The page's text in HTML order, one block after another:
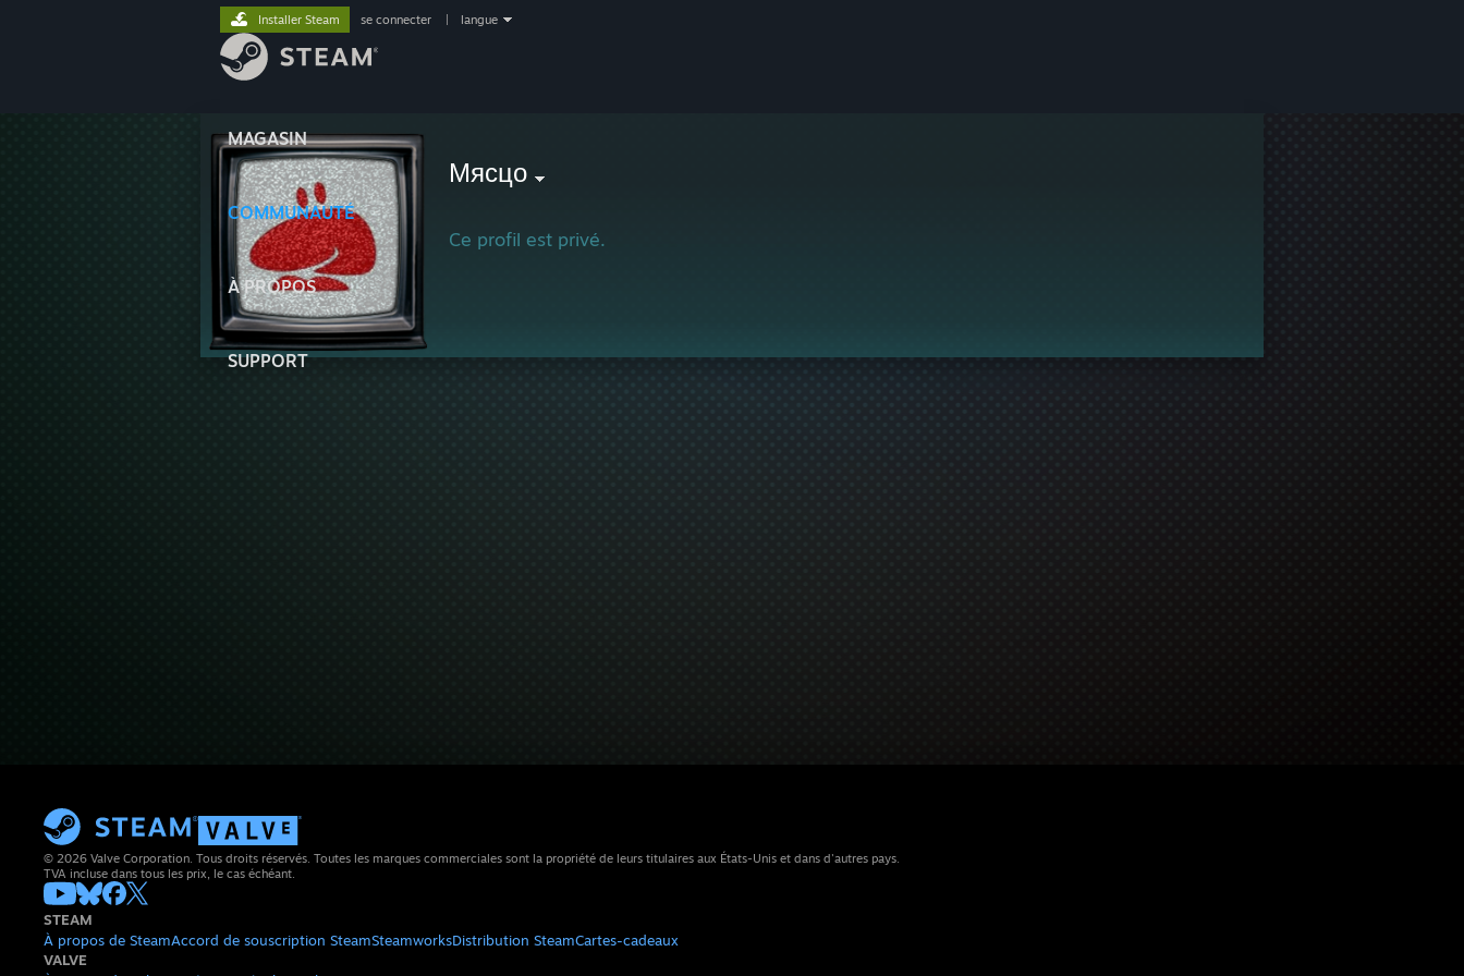
MAGASIN
COMMUNAUTÉ
À PROPOS
SUPPORT
Installer Steam se connecter langue
Мясцо
Ce profil est privé.
© 2026 Valve Corporation. Tous droits réservés. Toutes les marques commerciales sont la propriété de leurs titulaires aux États-Unis et dans d'autres pays.
TVA incluse dans tous les prix, le cas échéant.
STEAM
À propos de SteamAccord de souscription SteamSteamworksDistribution SteamCartes-cadeaux
VALVE